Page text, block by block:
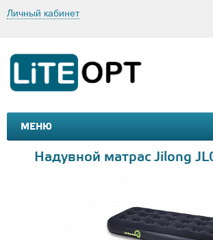
Личный кабинет
МЕНЮ
МАШИНКИ И МОТОЦИКЛЫ
Надувной матрас Jilong